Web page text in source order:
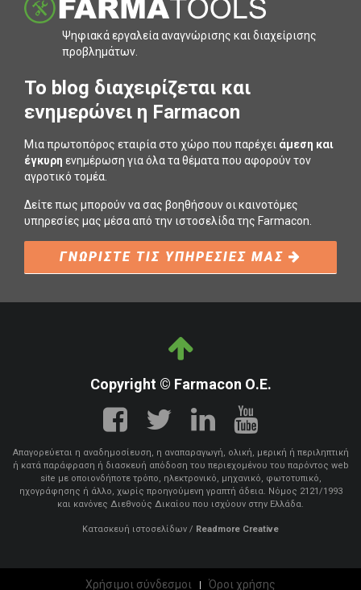
Ψηφιακά εργαλεία αναγνώρισης και διαχείρισης
προβληµάτων.
To blog διαχειρίζεται και
ενημερώνει η Farmacon
Μια πρωτοπόρος εταιρία στο χώρο που παρέχει άμεση και
έγκυρη ενημέρωση για όλα τα θέματα που αφορούν τον
αγροτικό τομέα.
Δείτε πως μπορούν να σας βοηθήσουν οι καινοτόμες
υπηρεσίες μας μέσα από την ιστοσελίδα της Farmacon.
ΓΝΩΡΙΣΤΕ ΤΙΣ ΥΠΗΡΕΣΙΕΣ ΜΑΣ
Copyright © Farmacon Ο.Ε.
Απαγορεύεται η αναδημοσίευση, η αναπαραγωγή, ολική, μερική ή περιληπτική
ή κατά παράφραση ή διασκευή απόδοση του περιεχομένου του παρόντος web
site με οποιονδήποτε τρόπο, ηλεκτρονικό, μηχανικό, φωτοτυπικό,
ηχογράφησης ή άλλο, χωρίς προηγούμενη γραπτή άδεια. Νόμος 2121/1993
και κανόνες Διεθνούς Δικαίου που ισχύουν στην Ελλάδα.
Κατασκευή ιστοσελίδων / Readmore Creative
Χρήσιμοι σύνδεσμοι Όροι χρήσης